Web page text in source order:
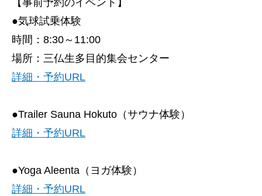
トップページ
【事前予約のイベント】
●気球試乗体験
時間：8:30～11:00
場所：三仏生多目的集会センター
詳細・予約URL
●Trailer Sauna Hokuto（サウナ体験）
詳細・予約URL
●Yoga Aleenta（ヨガ体験）
詳細・予約URL